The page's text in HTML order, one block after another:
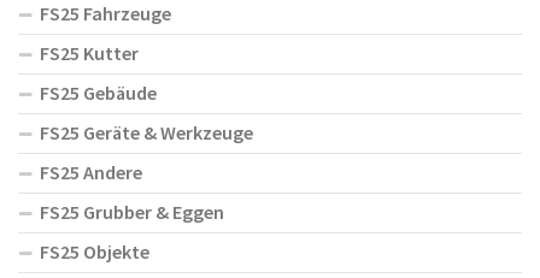
FS25 Fahrzeuge
FS25 Kutter
FS25 Gebäude
FS25 Geräte & Werkzeuge
FS25 Andere
FS25 Grubber & Eggen
FS25 Objekte